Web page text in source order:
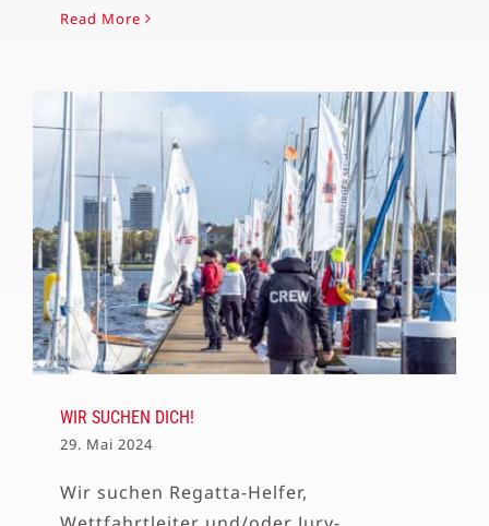
Read More
WIR SUCHEN DICH!
29. Mai 2024
Wir suchen Regatta-Helfer,